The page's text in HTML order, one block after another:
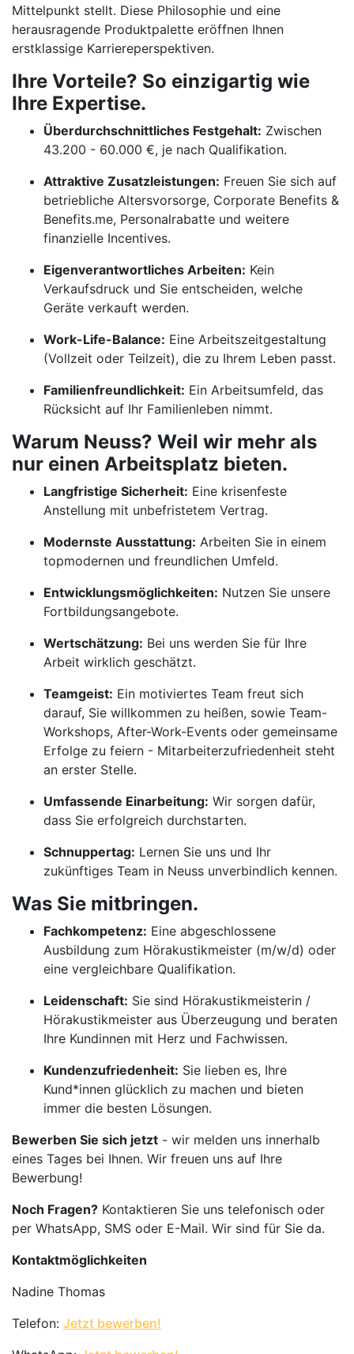
Mittelpunkt stellt. Diese Philosophie und eine
herausragende Produktpalette eröffnen Ihnen
erstklassige Karriereperspektiven.
Ihre Vorteile? So einzigartig wie
Ihre Expertise.
Überdurchschnittliches Festgehalt: Zwischen
43.200 - 60.000 €, je nach Qualifikation.
Attraktive Zusatzleistungen: Freuen Sie sich auf
betriebliche Altersvorsorge, Corporate Benefits &
Benefits.me, Personalrabatte und weitere
finanzielle Incentives.
Eigenverantwortliches Arbeiten: Kein
Verkaufsdruck und Sie entscheiden, welche
Geräte verkauft werden.
Work-Life-Balance: Eine Arbeitszeitgestaltung
(Vollzeit oder Teilzeit), die zu Ihrem Leben passt.
Familienfreundlichkeit: Ein Arbeitsumfeld, das
Rücksicht auf Ihr Familienleben nimmt.
Warum Neuss? Weil wir mehr als
nur einen Arbeitsplatz bieten.
Langfristige Sicherheit: Eine krisenfeste
Anstellung mit unbefristetem Vertrag.
Modernste Ausstattung: Arbeiten Sie in einem
topmodernen und freundlichen Umfeld.
Entwicklungsmöglichkeiten: Nutzen Sie unsere
Fortbildungsangebote.
Wertschätzung: Bei uns werden Sie für Ihre
Arbeit wirklich geschätzt.
Teamgeist: Ein motiviertes Team freut sich
darauf, Sie willkommen zu heißen, sowie Team-
Workshops, After-Work-Events oder gemeinsame
Erfolge zu feiern - Mitarbeiterzufriedenheit steht
an erster Stelle.
Umfassende Einarbeitung: Wir sorgen dafür,
dass Sie erfolgreich durchstarten.
Schnuppertag: Lernen Sie uns und Ihr
zukünftiges Team in Neuss unverbindlich kennen.
Was Sie mitbringen.
Fachkompetenz: Eine abgeschlossene
Ausbildung zum Hörakustikmeister (m/w/d) oder
eine vergleichbare Qualifikation.
Leidenschaft: Sie sind Hörakustikmeisterin /
Hörakustikmeister aus Überzeugung und beraten
Ihre Kundinnen mit Herz und Fachwissen.
Kundenzufriedenheit: Sie lieben es, Ihre
Kund*innen glücklich zu machen und bieten
immer die besten Lösungen.
Bewerben Sie sich jetzt - wir melden uns innerhalb
eines Tages bei Ihnen. Wir freuen uns auf Ihre
Bewerbung!
Noch Fragen? Kontaktieren Sie uns telefonisch oder
per WhatsApp, SMS oder E-Mail. Wir sind für Sie da.
Kontaktmöglichkeiten
Nadine Thomas
Telefon: Jetzt bewerben!